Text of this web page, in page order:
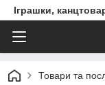
Іграшки,
Товари та